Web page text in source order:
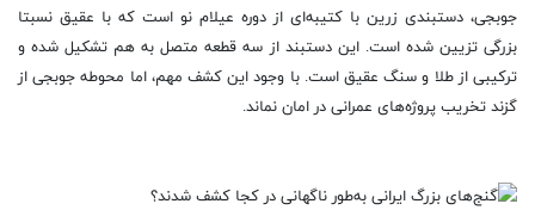
جوبجی، دستبندی زرین با کتیبه‌ای از دوره عیلام نو است که با عقیق نسبتا
بزرگی تزیین شده است. این دستبند از سه قطعه متصل به هم تشکیل شده و
ترکیبی از طلا و سنگ عقیق است. با وجود این کشف مهم، اما محوطه جوبجی از
گزند تخریب پروژه‌های عمرانی در امان نماند.